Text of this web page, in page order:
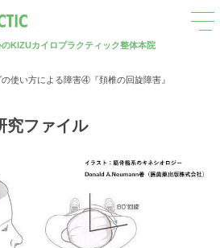
KIZUカイロプラクティック整体本院
の使い方による障害④『頚椎の回旋障害』
究ファイル